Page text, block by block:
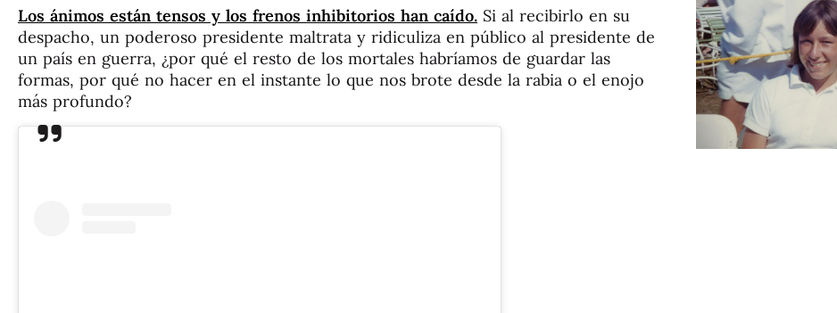
Los ánimos están tensos y los frenos inhibitorios han caído. Si al recibirlo en su
despacho, un poderoso presidente maltrata y ridiculiza en público al presidente de
un país en guerra, ¿por qué el resto de los mortales habríamos de guardar las
formas, por qué no hacer en el instante lo que nos brote desde la rabia o el enojo
más profundo?